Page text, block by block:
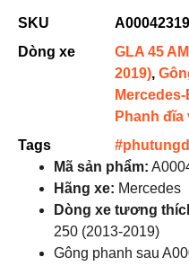
SKU
Dòng xe
GLA 45
2019),
Phanh
Tags
Mã sản phẩm:
Hãng xe: Mercedes
Dòng xe tương
250 (2013-2019)
Gông phanh sau